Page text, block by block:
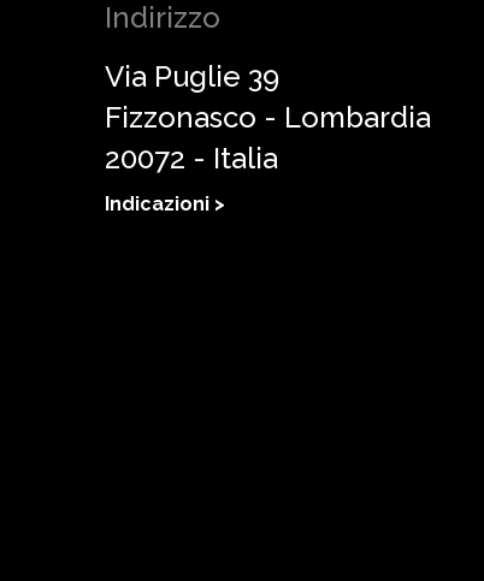
Indirizzo
Via Puglie 39
Fizzonasco - Lombardia
20072 - Italia
Indicazioni >